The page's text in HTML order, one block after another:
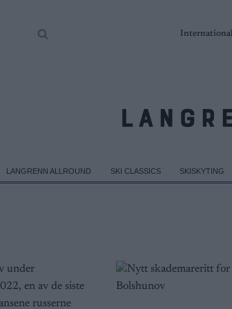
International
LANGRENN ALLROUND SKI CLASSICS SKISKYTING